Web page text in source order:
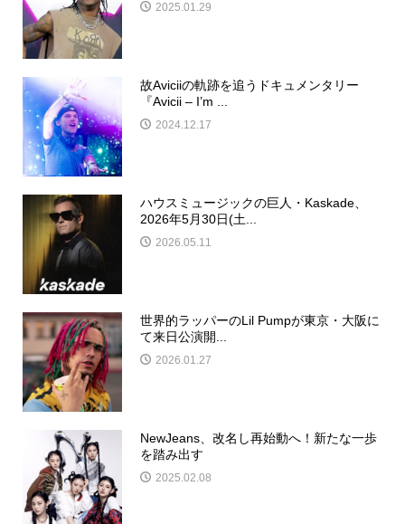
2025.01.29
故Aviciiの軌跡を追うドキュメンタリー
『Avicii – I’m ...
2024.12.17
ハウスミュージックの巨人・Kaskade、
2026年5月30日(土...
2026.05.11
世界的ラッパーのLil Pumpが東京・大阪に
て来日公演開...
2026.01.27
NewJeans、改名し再始動へ！新たな一歩
を踏み出す
2025.02.08